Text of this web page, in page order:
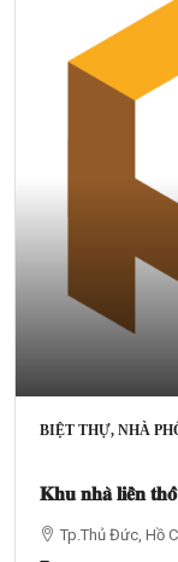
BIỆT THỰ, NHÀ
𝐊𝐡𝐮 𝐧𝐡𝐚̀ 𝐥𝐢𝐞̂̀𝐧
Tp.Thủ Đức, Hồ